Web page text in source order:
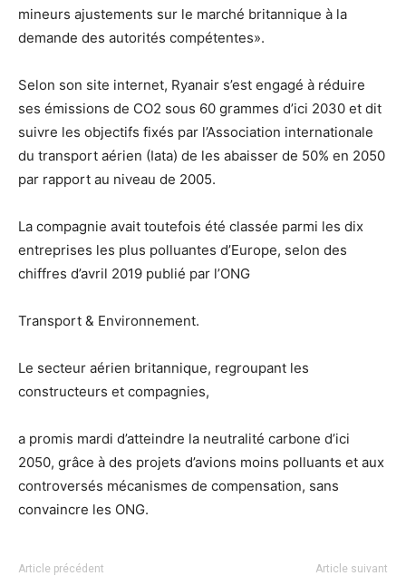
mineurs ajustements sur le marché britannique à la
demande des autorités compétentes».
Selon son site internet, Ryanair s’est engagé à réduire
ses émissions de CO2 sous 60 grammes d’ici 2030 et dit
suivre les objectifs fixés par l’Association internationale
du transport aérien (Iata) de les abaisser de 50% en 2050
par rapport au niveau de 2005.
La compagnie avait toutefois été classée parmi les dix
entreprises les plus polluantes d’Europe, selon des
chiffres d’avril 2019 publié par l’ONG
Transport & Environnement.
Le secteur aérien britannique, regroupant les
constructeurs et compagnies,
a promis mardi d’atteindre la neutralité carbone d’ici
2050, grâce à des projets d’avions moins polluants et aux
controversés mécanismes de compensation, sans
convaincre les ONG.
Article précédent Article suivant